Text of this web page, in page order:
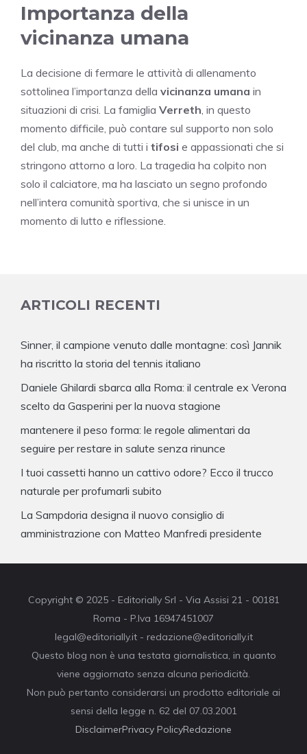
Importanza della
vicinanza umana
La decisione di fermare le attività di allenamento
sottolinea l’importanza della vicinanza umana in
situazioni di crisi. La famiglia Verreth , in questo
momento difficile, può contare sul supporto non solo
del club, ma anche di tutti i tifosi e appassionati che si
stringono attorno a loro. La tragedia ha colpito non
solo il calciatore, ma ha lasciato un segno profondo
nell’intera comunità sportiva, che si unisce in un
momento di lutto e riflessione.
ARTICOLI RECENTI
Sinner, il campione venuto dalle montagne: così Jannik
ha riscritto la storia del tennis italiano
Daniele Ghilardi sbarca alla Roma: il centrale ex Verona
scelto da Gasperini per la nuova stagione
mantenere il peso forma: le regole alimentari da
seguire per restare in salute senza rinunce
I tuoi cassetti hanno un cattivo odore? Ecco il trucco
naturale per profumarli subito
La Sampdoria designa il nuovo consiglio di
amministrazione con Matteo Manfredi presidente
Copyright © 2025 - Editorially Srl - Via Assisi 21 - 00181
Roma - P.Iva 16947451007
legal@editorially.it - redazione@editorially.it
Questo blog non è una testata giornalistica, in quanto
viene aggiornato senza alcuna periodicità.
Non può pertanto considerarsi un prodotto editoriale ai
sensi della legge n. 62 del 07.03.2001
DisclaimerPrivacy PolicyRedazione